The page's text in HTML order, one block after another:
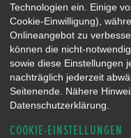
Gebrauchtwagen
Honda Gebrauchtwagen
Honda Vorführwagen
Gesamtbestand
NEUWAGENMODELLE
HONDA JAZZ E:HEV
HONDA PRELUDE E:HEV
HONDA ZR-V E:HEV
Technologien ein. Einige
Cookie-Einwilligung),
Onlineangebot zu
können die nicht-
sowie diese Einstellungen
nachträglich jederzeit
Seitenende. Nähere
Datenschutzerklärung.
COOKIE-EINSTELLUNGEN